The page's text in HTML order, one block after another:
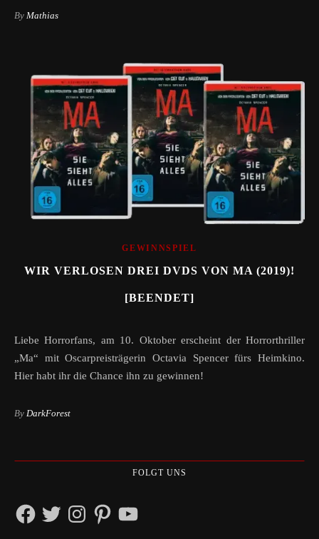
By Mathias
GEWINNSPIEL
WIR VERLOSEN DREI DVDS VON MA (2019)!
[BEENDET]
Liebe Horrorfans, am 10. Oktober erscheint der Horrorthriller
„Ma“ mit Oscarpreisträgerin Octavia Spencer fürs Heimkino.
Hier habt ihr die Chance ihn zu gewinnen!
By DarkForest
FOLGT UNS
FacebookTwitterInstagramPinterestYouTube